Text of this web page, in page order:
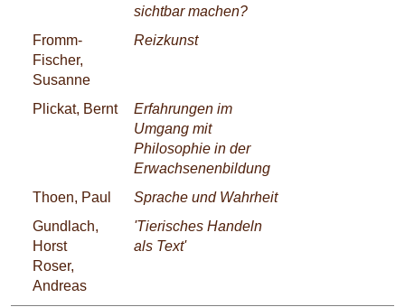
sichtbar machen?
Fromm-
Fischer,
Susanne
Reizkunst
Plickat, Bernt
Erfahrungen im
Umgang mit
Philosophie in der
Erwachsenenbildung
Thoen, Paul
Sprache und Wahrheit
Gundlach,
Horst
Roser,
Andreas
'Tierisches Handeln
als Text'